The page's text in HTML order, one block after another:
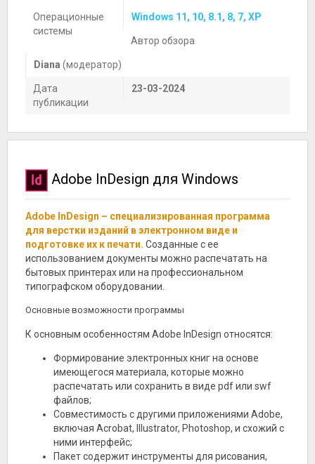
Операционные
системы
Windows 11, 10, 8.1, 8, 7, XP
Автор обзора
Diana (модератор)
Дата
публикации
23-03-2024
Adobe InDesign для Windows
Adobe InDesign – специализированная программа
для верстки изданий в электронном виде и
подготовке их к печати. Созданные с ее
использованием документы можно распечатать на
бытовых принтерах или на профессиональном
типографском оборудовании.
Основные возможности программы
К основным особенностям Adobe InDesign относятся:
Формирование электронных книг на основе
имеющегося материала, которые можно
распечатать или сохранить в виде pdf или swf
файлов;
Совместимость с другими приложениями Adobe,
включая Acrobat, Illustrator, Photoshop, и схожий с
ними интерфейс;
Пакет содержит инструменты для рисования,